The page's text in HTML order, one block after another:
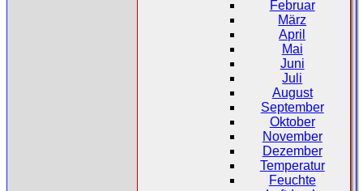
Februar
März
April
Mai
Juni
Juli
August
September
Oktober
November
Dezember
Temperatur
Feuchte